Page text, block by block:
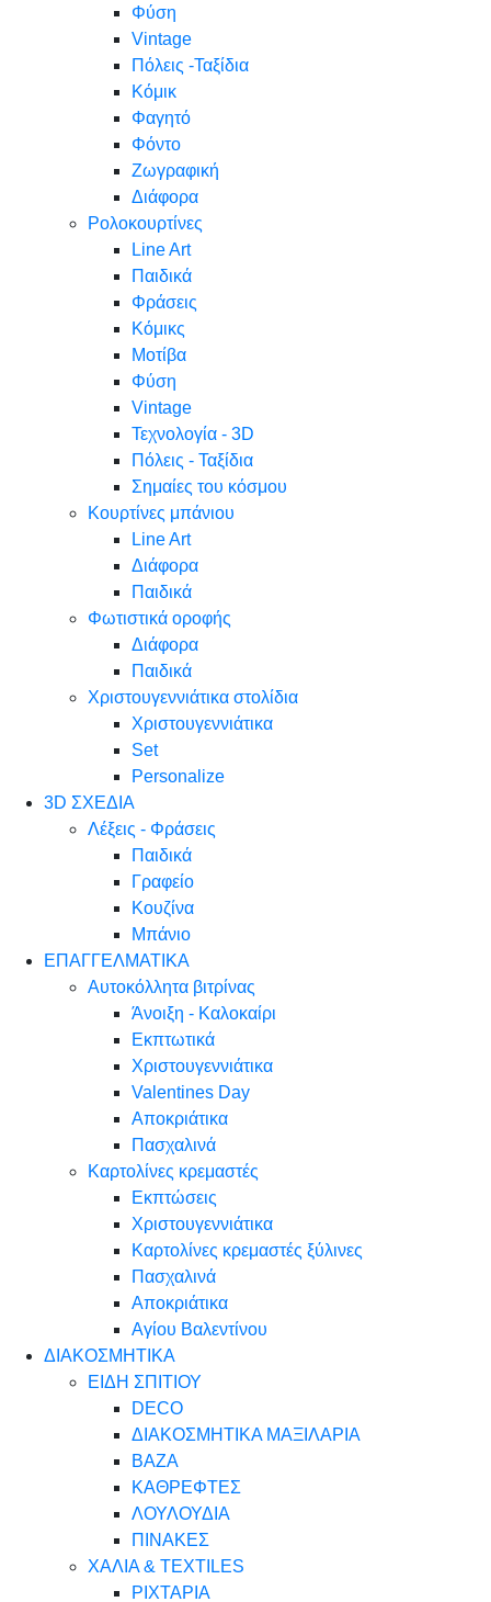
Φύση
Vintage
Πόλεις -Ταξίδια
Κόμικ
Φαγητό
Φόντο
Ζωγραφική
Διάφορα
Ρολοκουρτίνες
Line Art
Παιδικά
Φράσεις
Κόμικς
Μοτίβα
Φύση
Vintage
Τεχνολογία - 3D
Πόλεις - Ταξίδια
Σημαίες του κόσμου
Κουρτίνες μπάνιου
Line Art
Διάφορα
Παιδικά
Φωτιστικά οροφής
Διάφορα
Παιδικά
Χριστουγεννιάτικα στολίδια
Χριστουγεννιάτικα
Set
Personalize
3D ΣΧΕΔΙΑ
Λέξεις - Φράσεις
Παιδικά
Γραφείο
Κουζίνα
Μπάνιο
ΕΠΑΓΓΕΛΜΑΤΙΚΑ
Αυτοκόλλητα βιτρίνας
Άνοιξη - Καλοκαίρι
Εκπτωτικά
Χριστουγεννιάτικα
Valentines Day
Αποκριάτικα
Πασχαλινά
Καρτολίνες κρεμαστές
Εκπτώσεις
Χριστουγεννιάτικα
Καρτολίνες κρεμαστές ξύλινες
Πασχαλινά
Αποκριάτικα
Αγίου Βαλεντίνου
ΔΙΑΚΟΣΜΗΤΙΚΑ
ΕΙΔΗ ΣΠΙΤΙΟΥ
DECO
ΔΙΑΚΟΣΜΗΤΙΚΑ ΜΑΞΙΛΑΡΙΑ
ΒΑΖΑ
ΚΑΘΡΕΦΤΕΣ
ΛΟΥΛΟΥΔΙΑ
ΠΙΝΑΚΕΣ
ΧΑΛΙΑ & TEXTILES
ΡΙΧΤΑΡΙΑ